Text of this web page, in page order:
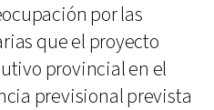
por las
que el proyecto
provincial en el
previsional prevista